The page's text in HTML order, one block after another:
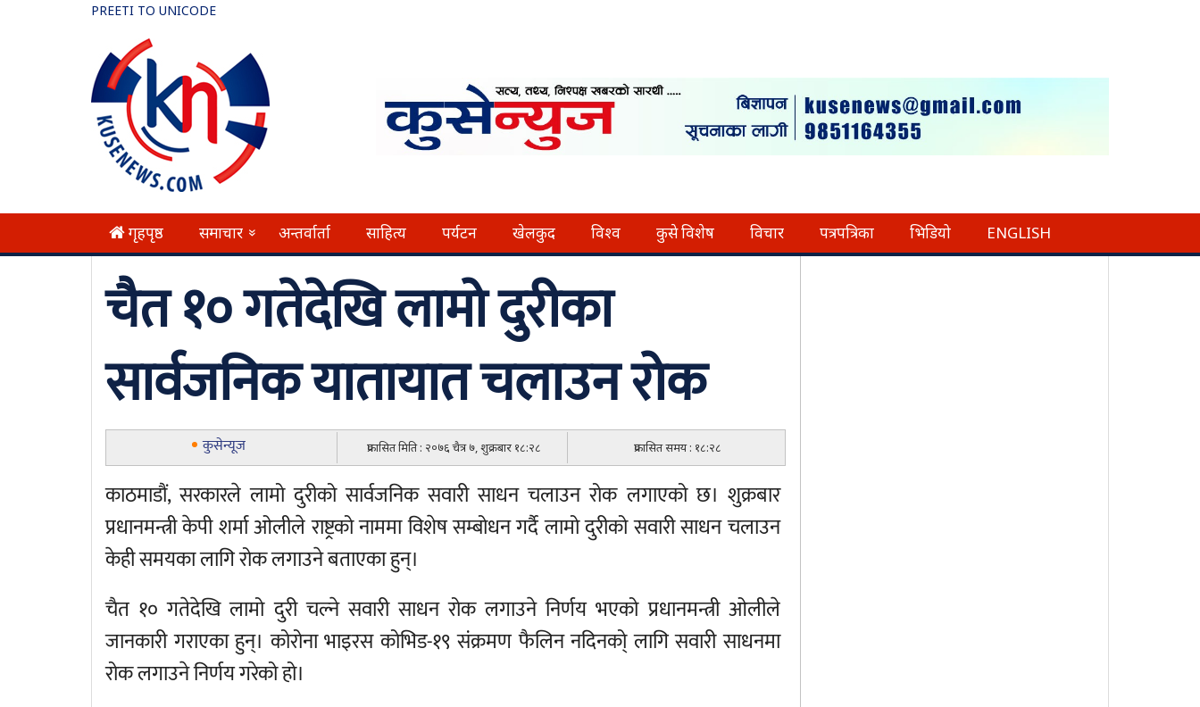
PREETI TO UNICODE
गृहपृष्ठ समाचार » अन्तर्वार्ता साहित्य पर्यटन खेलकुद विश्व कुसे विशेष विचार पत्रपत्रिका भिडियो ENGLISH
चैत १० गतेदेखि लामो दुरीका
सार्वजनिक यातायात चलाउन रोक
कुसेन्यूज प्रकासित मिति : २०७६ चैत्र ७, शुक्रबार १८:२८ प्रकासित समय : १८:२८
काठमाडौं, सरकारले लामो दुरीको सार्वजनिक सवारी साधन चलाउन रोक लगाएको छ। शुक्रबार
प्रधानमन्त्री केपी शर्मा ओलीले राष्ट्रको नाममा विशेष सम्बोधन गर्दै लामो दुरीको सवारी साधन चलाउन
केही समयका लागि रोक लगाउने बताएका हुन्।
चैत १० गतेदेखि लामो दुरी चल्ने सवारी साधन रोक लगाउने निर्णय भएको प्रधानमन्त्री ओलीले
जानकारी गराएका हुन्। कोरोना भाइरस कोभिड-१९ संक्रमण फैलिन नदिनको् लागि सवारी साधनमा
रोक लगाउने निर्णय गरेको हो।